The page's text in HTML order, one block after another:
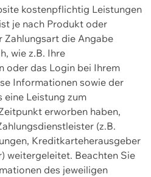
kostenpflichtig Leistungen
je nach Produkt oder
Zahlungsart die Angabe
wie z.B. Ihre
oder das Login bei Ihrem
Informationen sowie der
eine Leistung zum
erworben haben,
(z.B.
Kreditkarteherausgeber
weitergeleitet. Beachten Sie
des jeweiligen